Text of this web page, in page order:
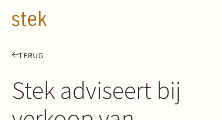
TERUG
Stek adviseert bij
Mensen
Expertise